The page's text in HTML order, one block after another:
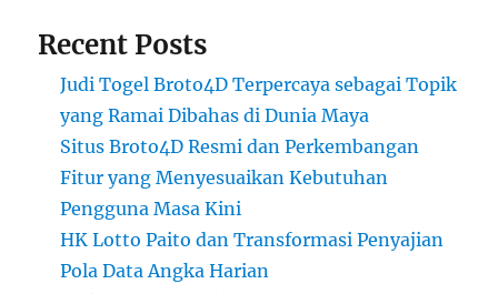
Recent Posts
Judi Togel Broto4D Terpercaya sebagai Topik
yang Ramai Dibahas di Dunia Maya
Situs Broto4D Resmi dan Perkembangan
Fitur yang Menyesuaikan Kebutuhan
Pengguna Masa Kini
HK Lotto Paito dan Transformasi Penyajian
Pola Data Angka Harian